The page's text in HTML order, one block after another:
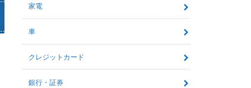
家電
車
クレジットカード
銀行・証券